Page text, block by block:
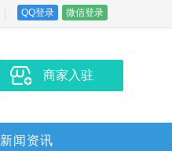
QQ登录 微信登录
商家入驻
新闻资讯